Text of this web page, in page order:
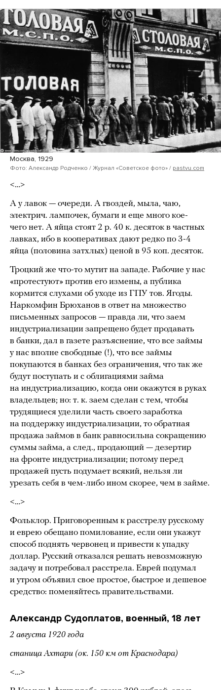
Москва, 1929
Фото: Александр Родченко / Журнал «Советское фото» / pastvu.com
<…>
А у лавок — очереди. А гвоздей, мыла, чаю,
электрич. лампочек, бумаги и еще много кое-
чего нет. А яйца стоят 2 р. 40 к. десяток в частных
лавках, ибо в кооперативах дают редко по 3-4
яйца (половина затхлых) ценой в 95 коп. десяток.
Троцкий же что-то мутит на западе. Рабочие у нас
«протестуют» против его измены, а публика
кормится слухами об уходе из ГПУ тов. Ягоды.
Наркомфин Брюханов в ответ на множество
письменных запросов — правда ли, что заем
индустриализации запрещено будет продавать
в банки, дал в газете разъяснение, что все займы
у нас вполне свободные (!), что все займы
покупаются в банках без ограничения, что так же
будут поступать и с облигациями займа
на индустриализацию, когда они окажутся в руках
владельцев; но: т. к. заем сделан с тем, чтобы
трудящиеся уделили часть своего заработка
на поддержку индустриализации, то обратная
продажа займов в банк равносильна сокращению
суммы займа, а след., продающий — дезертир
на фронте индустриализации; потому перед
продажей пусть подумает всякий, нельзя ли
урезать себя в чем-либо ином скорее, чем в займе.
<…>
Фольклор. Приговоренным к расстрелу русскому
и еврею обещано помилование, если они укажут
способ поднять червонец и привести к упадку
доллар. Русский отказался решать невозможную
задачу и потребовал расстрела. Еврей подумал
и утром объявил свое простое, быстрое и дешевое
средство: поменяйтесь правительствами.
Александр Судоплатов, военный, 18 лет
2 августа 1920 года
станица Ахтари (ок. 150 км от Краснодара)
<…>